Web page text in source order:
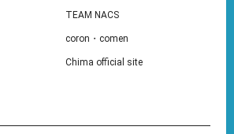
TEAM NACS
coron・comen
Chima official site